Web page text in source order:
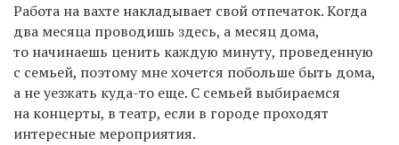
Работа на вахте накладывает свой отпечаток. Когда
два месяца проводишь здесь, а месяц дома,
то начинаешь ценить каждую минуту, проведенную
с семьей, поэтому мне хочется побольше быть дома,
а не уезжать куда-то еще. С семьей выбираемся
на концерты, в театр, если в городе проходят
интересные мероприятия.